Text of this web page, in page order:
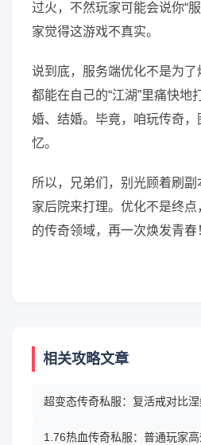
过火，不然玩家可能会说你“
家觉得这游戏不真实。
说到底，服务端优化不是为
都能在自己的“江湖”里痛快地
婚、结婚。毕竟，咱玩传奇
忆。
所以，兄弟们，别光顾着刷
家后院来打理。优化不是终
的传奇领域，再一次焕发青春
相关攻略文章
超变态传奇私服：复活戒对比
1.76热血传奇私服：普通玩家